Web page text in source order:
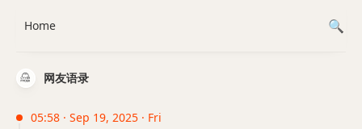
网友语录
05:58 · Sep 19, 2025 · Fri
Home